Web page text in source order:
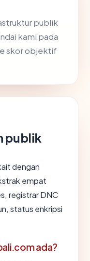
publik
kami pada
skor objektif
publik
dengan
empat
registrar DNC
status enkripsi
ada?